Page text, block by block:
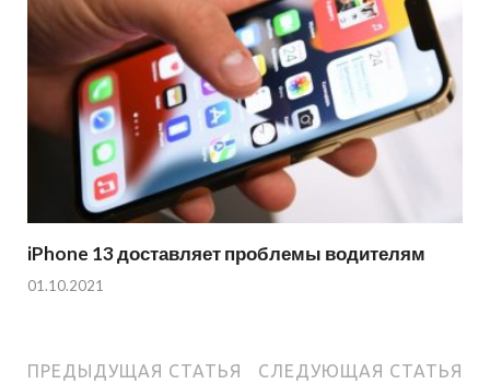
iPhone 13 доставляет проблемы водителям
01.10.2021
ПРЕДЫДУЩАЯ СТАТЬЯ СЛЕДУЮЩАЯ СТАТЬЯ